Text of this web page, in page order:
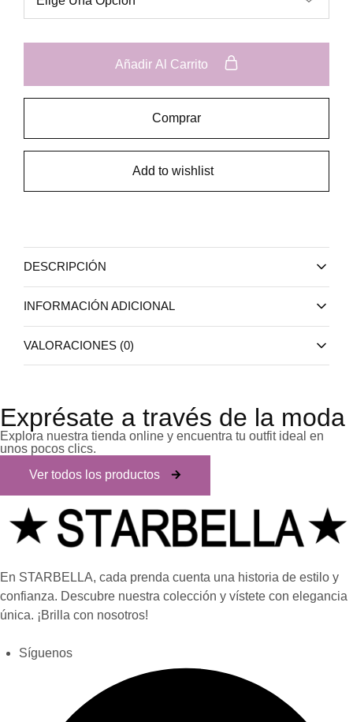
Añadir Al Carrito
Comprar
Add to wishlist
DESCRIPCIÓN
INFORMACIÓN ADICIONAL
VALORACIONES (0)
Exprésate a través de la moda
Explora nuestra tienda online y encuentra tu outfit ideal en
unos pocos clics.
Ver todos los productos
En STARBELLA, cada prenda cuenta una historia de estilo y
confianza. Descubre nuestra colección y vístete con elegancia
única. ¡Brilla con nosotros!
Síguenos